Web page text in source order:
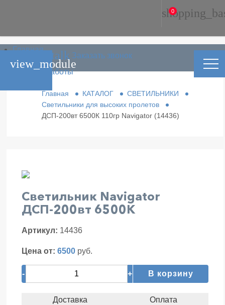
phone_in_talk Заказать звонок
Главная
Каталог
Условия работы
0
Главная КАТАЛОГ
СВЕТИЛЬНИКИ
Светильники для высоких пролетов
ДСП-200вт 6500К 110гр Navigator (14436)
Светильник Navigator
ДСП-200вт 6500К
Артикул: 14436
Цена от: 6500 руб.
- + В корзину
Доставка Оплата
view_module